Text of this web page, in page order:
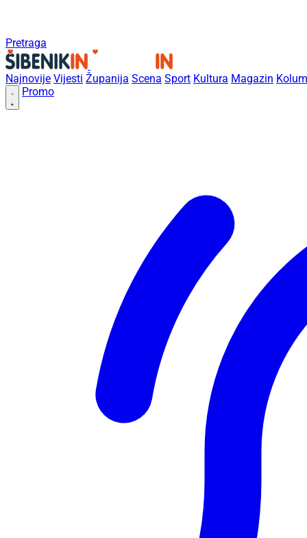
Pretraga
Najnovije Vijesti Županija Scena Sport Kultura Magazin
Promo